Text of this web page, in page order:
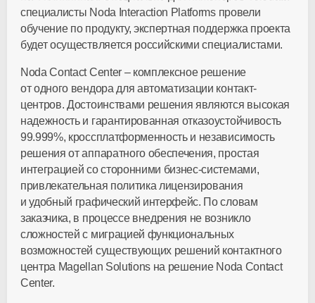
специалисты Noda Interaction Platforms провели
обучение по продукту, экспертная поддержка проекта
будет осуществляется российскими специалистами.
Noda Contact Center – комплексное решение
от одного вендора для автоматизации контакт-
центров. Достоинствами решения являются высокая
надежность и гарантированная отказоустойчивость
99.999%, кроссплатформенность и независимость
решения от аппаратного обеспечения, простая
интеграцией со сторонними бизнес-системами,
привлекательная политика лицензирования
и удобный графический интерфейс. По словам
заказчика, в процессе внедрения не возникло
сложностей с миграцией функциональных
возможностей существующих решений контактного
центра Magellan Solutions на решение Noda Contact
Center.